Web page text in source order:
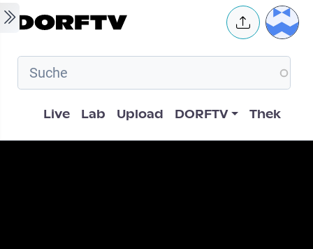
Skip to main content User
Hauptnavigation
Live Lab Upload DORFTV Thek